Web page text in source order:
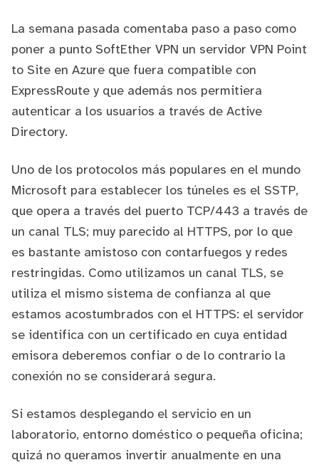
La semana pasada comentaba paso a paso como
poner a punto SoftEther VPN un servidor VPN Point
to Site en Azure que fuera compatible con
ExpressRoute y que además nos permitiera
autenticar a los usuarios a través de Active
Directory.
Uno de los protocolos más populares en el mundo
Microsoft para establecer los túneles es el SSTP,
que opera a través del puerto TCP/443 a través de
un canal TLS; muy parecido al HTTPS, por lo que
es bastante amistoso con contarfuegos y redes
restringidas. Como utilizamos un canal TLS, se
utiliza el mismo sistema de confianza al que
estamos acostumbrados con el HTTPS: el servidor
se identifica con un certificado en cuya entidad
emisora deberemos confiar o de lo contrario la
conexión no se considerará segura.
Si estamos desplegando el servicio en un
laboratorio, entorno doméstico o pequeña oficina;
quizá no queramos invertir anualmente en una